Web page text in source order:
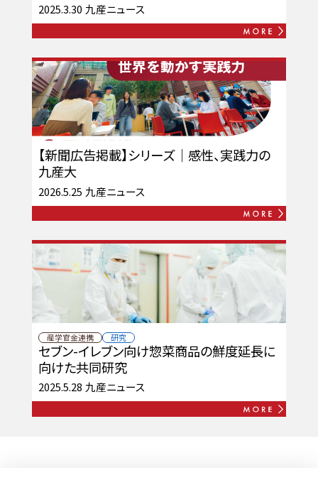
2025.3.30 九産ニュース
【新聞広告掲載】シリーズ｜感性、実践力の
九産大
2026.5.25 九産ニュース
産学官金連携 研究
セブン-イレブン向け惣菜商品の鮮度延長に
向けた共同研究
2025.5.28 九産ニュース